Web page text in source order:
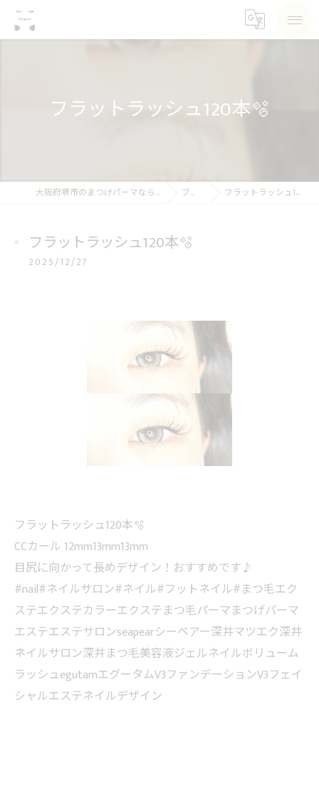
フラットラッシュ120本🫧
大阪府堺市のまつげパーマならSea pear ブログ フラットラッシュ120本🫧
フラットラッシュ120本🫧
2025/12/27
フラットラッシュ120本🫧
CCカール 12mm13mm13mm
目尻に向かって長めデザイン！おすすめです♪
#nail#ネイルサロン#ネイル#フットネイル#まつ毛エク
ステエクステカラーエクステまつ毛パーマまつげパーマ
エステエステサロンseapearシーペアー深井マツエク深井
ネイルサロン深井まつ毛美容液ジェルネイルボリューム
ラッシュegutamエグータムV3ファンデーションV3フェイ
シャルエステネイルデザイン